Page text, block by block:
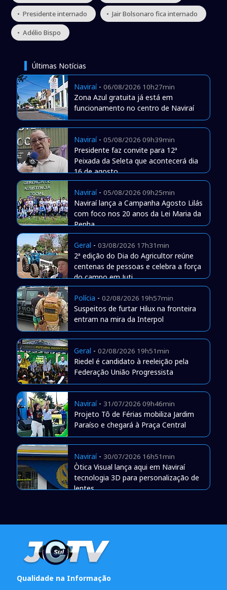
• Presidente internado • Jair Bolsonaro fica internado
• Adélio Bispo
Últimas Notícias
Naviraí- 06/08/2026 10h27min
Zona Azul gratuita já está em
funcionamento no centro de Naviraí
Naviraí- 05/08/2026 09h39min
Presidente faz convite para 12ª
Peixada da Seleta que acontecerá dia
16 de agosto
Naviraí- 05/08/2026 09h25min
Naviraí lança a Campanha Agosto Lilás
com foco nos 20 anos da Lei Maria da
Penha
Geral - 03/08/2026 17h31min
2ª edição do Dia do Agricultor reúne
centenas de pessoas e celebra a força
do campo em Juti
Polícia - 02/08/2026 19h57min
Suspeitos de furtar Hilux na fronteira
entram na mira da Interpol
Geral - 02/08/2026 19h51min
Riedel é candidato à reeleição pela
Federação União Progressista
Naviraí- 31/07/2026 09h46min
Projeto Tô de Férias mobiliza Jardim
Paraíso e chegará à Praça Central
Naviraí- 30/07/2026 16h51min
Òtica Visual lança aqui em Naviraí
tecnologia 3D para personalização de
lentes
Qualidade na Informação